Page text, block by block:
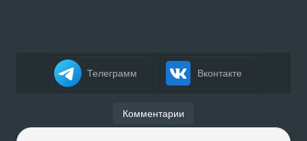
Телеграмм Вконтакте
Комментарии